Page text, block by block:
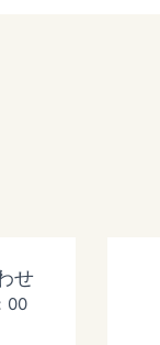
せ
00